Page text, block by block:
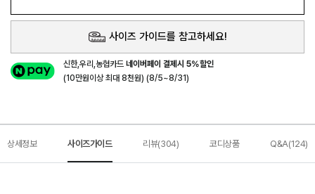
사이즈 가이드를 참고하세요!
신한,우리,농협카드네이버페이 결제시 5%할인
(10만원이상 최대 8천원) (8/5~8/31)
상세정보 사이즈가이드 리뷰(304) 코디상품 Q&A(124)